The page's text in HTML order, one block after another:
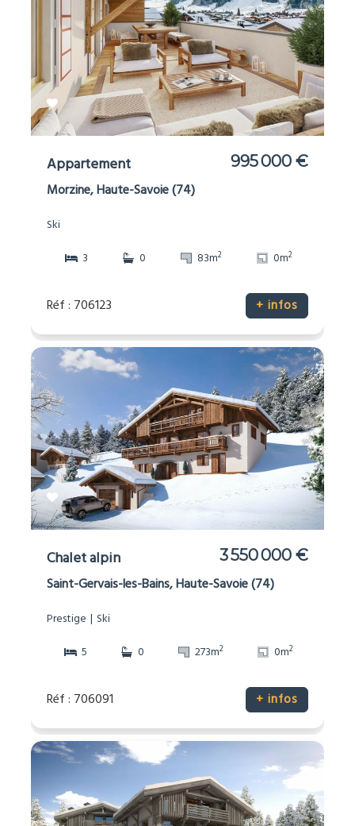
Appartement 995 000 €
Morzine, Haute-Savoie (74)
Ski
3
0 83m2 0m2
Réf : 706123 + infos
Chalet alpin 3 550 000 €
Saint-Gervais-les-Bains, Haute-Savoie (74)
Prestige
Ski
5
0 273m2 0m2
Réf : 706091 + infos